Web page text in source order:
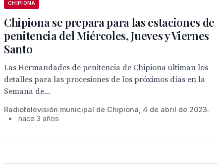
CHIPIONA
Chipiona se prepara para las estaciones de
penitencia del Miércoles, Jueves y Viernes
Santo
Las Hermandades de penitencia de Chipiona ultiman los
detalles para las procesiones de los próximos días en la
Semana de...
Radiotelevisión municipal de Chipiona, 4 de abril de 2023.
•
hace 3 años